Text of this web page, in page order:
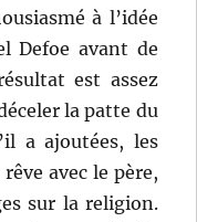
à l’idée
Defoe avant de
est assez
la patte du
a ajoutées, les
avec le père,
sur la religion.